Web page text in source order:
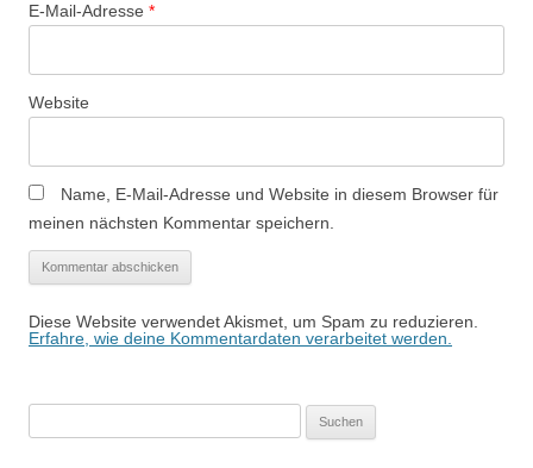
E-Mail-Adresse *
Website
Name, E-Mail-Adresse und Website in diesem Browser für
meinen nächsten Kommentar speichern.
Diese Website verwendet Akismet, um Spam zu reduzieren.
Erfahre, wie deine Kommentardaten verarbeitet werden.